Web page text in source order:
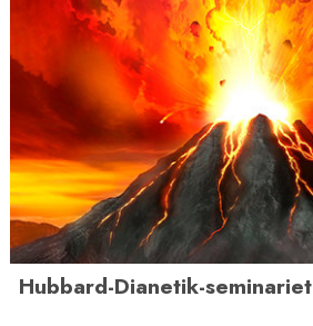
Hubbard-Dianetik-seminariet